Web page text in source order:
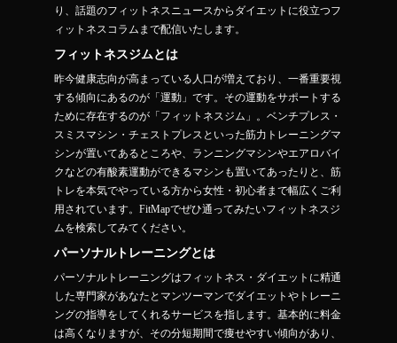
り、話題のフィットネスニュースからダイエットに役立つフ
ィットネスコラムまで配信いたします。
フィットネスジムとは
昨今健康志向が高まっている人口が増えており、一番重要視
する傾向にあるのが「運動」です。その運動をサポートする
ために存在するのが「フィットネスジム」。ベンチプレス・
スミスマシン・チェストプレスといった筋力トレーニングマ
シンが置いてあるところや、ランニングマシンやエアロバイ
クなどの有酸素運動ができるマシンも置いてあったりと、筋
トレを本気でやっている方から女性・初心者まで幅広くご利
用されています。FitMapでぜひ通ってみたいフィットネスジ
ムを検索してみてください。
パーソナルトレーニングとは
パーソナルトレーニングはフィットネス・ダイエットに精通
した専門家があなたとマンツーマンでダイエットやトレーニ
ングの指導をしてくれるサービスを指します。基本的に料金
は高くなりますが、その分短期間で痩せやすい傾向があり、